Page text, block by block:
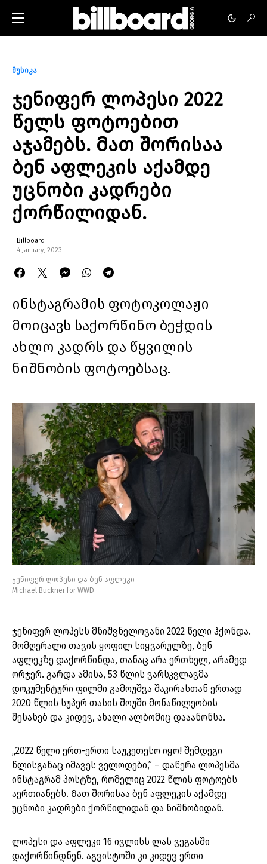
მუსიკა
ჯენიფერ ლოპესი 2022
წელს ფოტოებით
აჯამებს. Მათ შორისაა
ბენ აფლეკის აქამდე
უცნობი კადრები
ქორწილიდან.
Billboard
4 January, 2023
ინსტაგრამის ფოტოკოლაჟი
მოიცავს საქორწინო ბეჭდის
ახლო კადრს და წყვილის
ნიშნობის ფოტოებსაც.
ჯენიფერ ლოპესი და ბენ აფლეკი
Michael Buckner for WWD
ჯენიფერ ლოპესს მნიშვნელოვანი 2022 წელი ჰქონდა.
მომღერალი თავის ყოფილ სიყვარულზე, ბენ
აფლეკზე დაქორწინდა, თანაც არა ერთხელ, არამედ
ორჯერ. გარდა ამისა, 53 წლის ვარსკვლავმა
დოკუმენტური ფილმი გამოუშვა შაკირასთან ერთად
2020 წლის სუპერ თასის შოუში მონაწილეობის
შესახებ და კიდევ, ახალი ალბომიც დააანონსა.
„2022 წელი ერთ-ერთი საუკეთესო იყო! შემდეგი
წლისგანაც იმავეს ველოდები,” – დაწერა ლოპესმა
ინსტაგრამ პოსტზე, რომელიც 2022 წლის ფოტოებს
აერთიანებს. Მათ შორისაა ბენ აფლეკის აქამდე
უცნობი კადრები ქორწილიდან და ნიშნობიდან.
ლოპესი და აფლეკი 16 ივლისს ლას ვეგასში
დაქორწინდნენ. აგვისტოში კი კიდევ ერთი